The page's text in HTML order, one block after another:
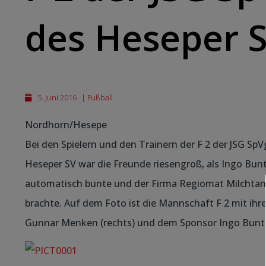
des Heseper
5. Juni 2016 | Fußball
Nordhorn/Hesepe
Bei den Spielern und den Trainern der F 2 der JSG
Heseper SV war die Freunde riesengroß, als Ingo
automatisch bunte und der Firma Regiomat
brachte. Auf dem Foto ist die Mannschaft F 2 mit
Gunnar Menken (rechts) und dem Sponsor Ingo